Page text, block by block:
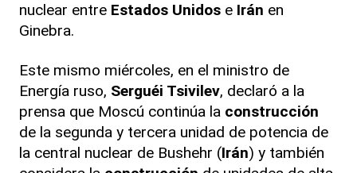
nuclear entre Estados Unidos e Irán en
Ginebra.
Este mismo miércoles, en el ministro de
Energía ruso, Serguéi Tsivilev, declaró a la
prensa que Moscú continúa la construcción
de la segunda y tercera unidad de potencia de
la central nuclear de Bushehr (Irán) y también